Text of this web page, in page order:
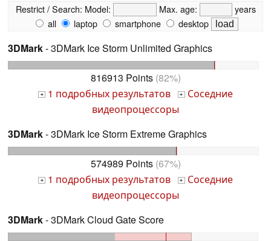
Restrict / Search: Model: Max. age:
years
all
laptop smartphone desktop
3DMark- 3DMark Ice Storm Unlimited Graphics
816913 Points(82%)
+ 1 подробных результатов + Соседние
видеопроцессоры
3DMark- 3DMark Ice Storm Extreme Graphics
574989 Points(67%)
+ 1 подробных результатов + Соседние
видеопроцессоры
3DMark- 3DMark Cloud Gate Score